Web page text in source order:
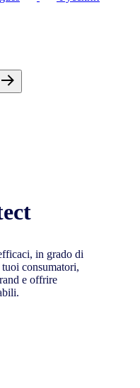
in grado di
consumatori,
e offrire